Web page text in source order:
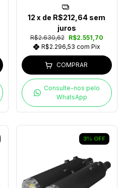
R$2.630,62
R$2.551,70
R$2.296,53 com Pix
12 x de R$212,64 sem
juros
COMPRAR
Consulte-nos pelo
WhatsApp
3% OFF